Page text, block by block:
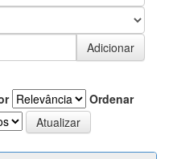
Ordenar